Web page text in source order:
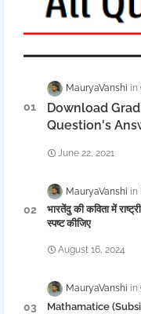
MauryaVanshi
Download
Question's
June 22, 2021
MauryaVanshi
भारतेंदु की कविता में
स्पष्ट कीजिए
August 16, 2024
MauryaVanshi
Mathamatice